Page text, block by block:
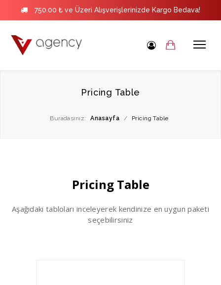
750.00 ₺ ve Üzeri Alışverişlerinizde Kargo Bedava!
Pricing Table
Buradasınız: Anasayfa / Pricing Table
Pricing Table
Aşağıdaki tabloları inceleyerek kendinize en uygun paketi
seçebilirsiniz